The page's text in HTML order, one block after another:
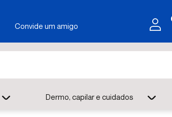
Convide um amigo
Dermo, capilar e cuidados